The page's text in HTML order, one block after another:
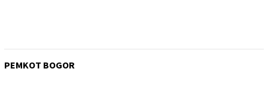
PEMKOT BOGOR